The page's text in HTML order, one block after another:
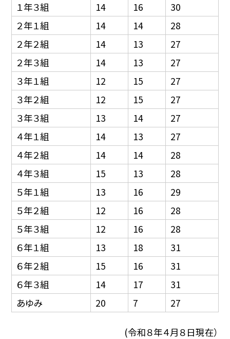
１年３組
14 16
30
２年１組
14 14
28
２年２組
14 13
27
２年３組
14 13
27
３年１組
12 15
27
３年２組
12 15
27
３年３組
13 14
27
４年１組
14 13
27
４年２組
14 14
28
４年３組
15 13
28
５年１組
13 16
29
５年２組
12 16
28
５年３組
12 16
28
６年１組
13 18
31
６年２組
15 16
31
６年３組
14 17
31
あゆみ
20 7 27
(令和８年４月８日現在）